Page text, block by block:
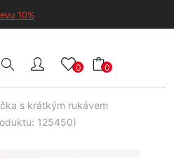
10%
0 0
s krátkým rukávem
125450)